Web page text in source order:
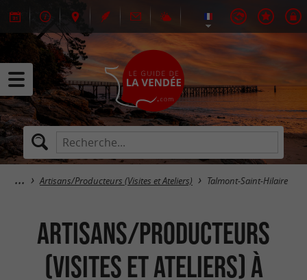
Artisans/Producteurs (Visites et Ateliers) Talmont-Saint-Hilaire
Artisans/Producteurs
(Visites et Ateliers) à